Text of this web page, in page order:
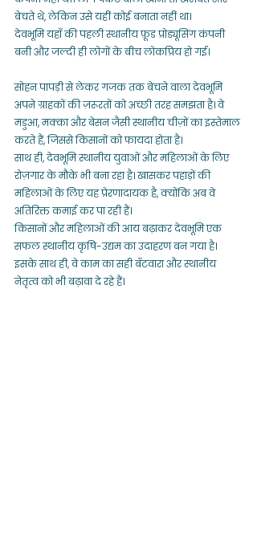
बेचते थे, लेकिन उसे यहीं कोई बनाता नहीं था।
देवभूमि यहाँ की पहली स्थानीय फ़ूड प्रोड्यूसिंग कंपनी
बनी और जल्दी ही लोगों के बीच लोकप्रिय हो गई।
सोहन पापड़ी से लेकर गजक तक बेचने वाला देवभूमि
अपने ग्राहकों की ज़रूरतों को अच्छी तरह समझता है। वे
मडुआ, मक्का और बेसन जैसी स्थानीय चीज़ों का इस्तेमाल
करते हैं, जिससे किसानों को फायदा होता है।
साथ ही, देवभूमि स्थानीय युवाओं और महिलाओं के लिए
रोज़गार के मौके भी बना रहा है। खासकर पहाड़ों की
महिलाओं के लिए यह प्रेरणादायक है, क्योंकि अब वे
अतिरिक्त कमाई कर पा रही हैं।
किसानों और महिलाओं की आय बढ़ाकर देवभूमि एक
सफल स्थानीय कृषि-उद्यम का उदाहरण बन गया है।
इसके साथ ही, वे काम का सही बँटवारा और स्थानीय
नेतृत्व को भी बढ़ावा दे रहे हैं।